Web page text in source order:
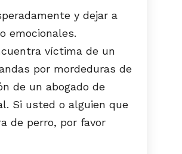
y dejar a
emocionales.
víctima de un
por mordeduras de
de un abogado de
Si usted o alguien que
de perro, por favor